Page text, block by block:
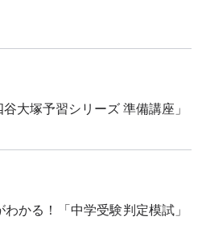
谷大塚予習シリーズ 準備講座」
わかる！「中学受験判定模試」